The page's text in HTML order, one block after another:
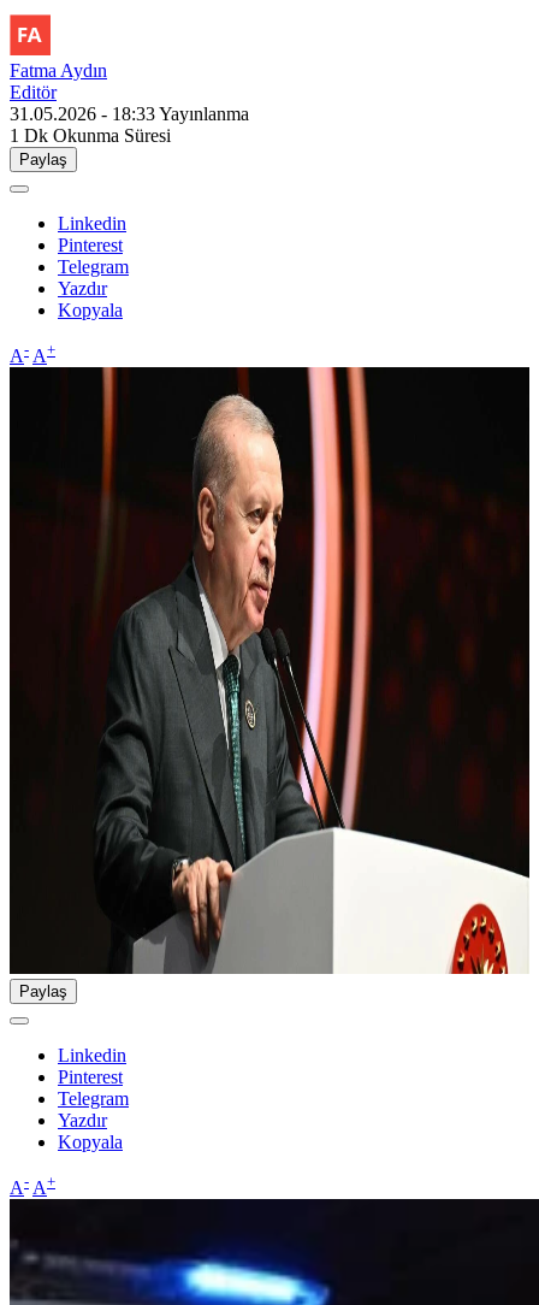
Fatma Aydın
Editör
31.05.2026 - 18:33Yayınlanma
1 Dk Okunma Süresi
Paylaş
Linkedin
Pinterest
Telegram
Yazdır
Kopyala
A- A+
Paylaş
Linkedin
Pinterest
Telegram
Yazdır
Kopyala
A- A+